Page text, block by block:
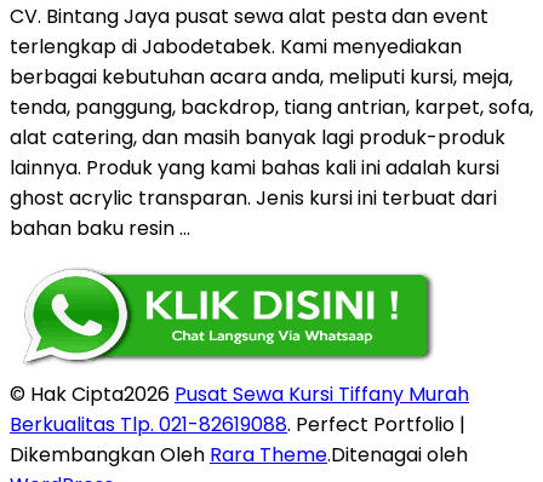
CV. Bintang Jaya pusat sewa alat pesta dan event
terlengkap di Jabodetabek. Kami menyediakan
berbagai kebutuhan acara anda, meliputi kursi, meja,
tenda, panggung, backdrop, tiang antrian, karpet, sofa,
alat catering, dan masih banyak lagi produk-produk
lainnya. Produk yang kami bahas kali ini adalah kursi
ghost acrylic transparan. Jenis kursi ini terbuat dari
bahan baku resin …
© Hak Cipta2026 Pusat Sewa Kursi Tiffany Murah
Berkualitas Tlp. 021-82619088. Perfect Portfolio |
Dikembangkan Oleh Rara Theme.Ditenagai oleh